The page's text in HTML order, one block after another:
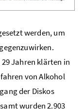
werden, um
Jahren klärten in
von Alkohol
der Diskos
wurden 2.903